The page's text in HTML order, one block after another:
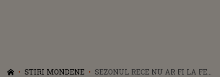
STIRI MONDENE
SEZONUL RECE NU AR FI LA FEL